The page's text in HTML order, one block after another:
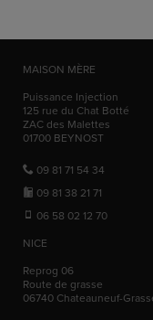
MAISON MÈRE
Puissance Injection
125 rue du Chat Botté
ZAC des Malettes
01700 BEYNOST
09 81 71 54 34
09 81 38 21 71
06 58 02 12 70
NICE
Reprog 06
Route de grasse
06740 Chateauneuf-